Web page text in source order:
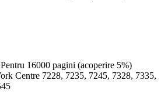
16000 pagini (acoperire 5%)
Centre 7228, 7235, 7245, 7328, 7335,